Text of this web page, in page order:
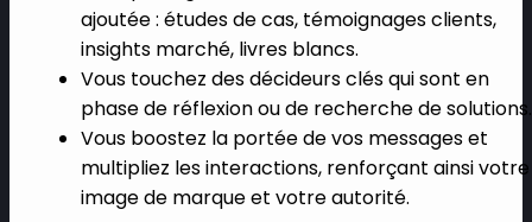
ajoutée : études de cas, témoignages clients,
insights marché, livres blancs.
Vous touchez des décideurs clés qui sont en
phase de réflexion ou de recherche de solutions.
Vous boostez la portée de vos messages et
multipliez les interactions, renforçant ainsi votre
image de marque et votre autorité.